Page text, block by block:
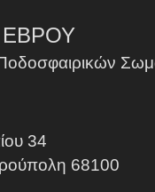
ΕΒΡΟΥ
34
68100